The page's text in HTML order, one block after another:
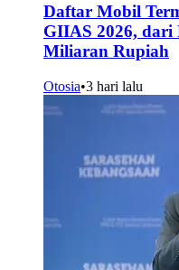
Daftar Mobil
GIIAS 2026, dari
Miliaran Rupiah
Otosia•3 hari lalu